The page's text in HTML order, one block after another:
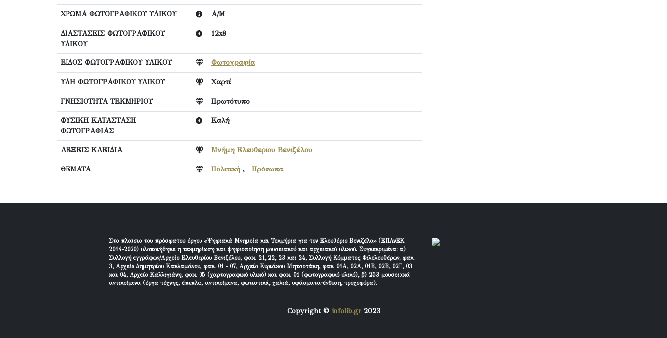
ΧΡΩΜΑ ΦΩΤΟΓΡΑΦΙΚΟΥ ΥΛΙΚΟΥ Α/Μ
ΔΙΑΣΤΑΣΕΙΣ ΦΩΤΟΓΡΑΦΙΚΟΥ
ΥΛΙΚΟΥ
12x8
ΕΙΔΟΣ ΦΩΤΟΓΡΑΦΙΚΟΥ ΥΛΙΚΟΥ Φωτογραφία
ΥΛΗ ΦΩΤΟΓΡΑΦΙΚΟΥ ΥΛΙΚΟΥ Χαρτί
ΓΝΗΣΙΟΤΗΤΑ ΤΕΚΜΗΡΙΟΥ Πρωτότυπο
ΦΥΣΙΚΗ ΚΑΤΑΣΤΑΣΗ
ΦΩΤΟΓΡΑΦΙΑΣ
Καλή
ΛΕΞΕΙΣ ΚΛΕΙΔΙΑ Μνήμη Ελευθερίου Βενιζέλου
ΘΕΜΑΤΑ Πολιτική , Πρόσωπα
Στο πλαίσιο του πρόσφατου έργου «Ψηφιακά Μνημεία και Τεκμήρια για τον Ελευθέριο Βενιζέλο» (ΕΠΑνΕΚ
2014-2020) υλοποιήθηκε η τεκμηρίωση και ψηφιοποίηση μουσειακού και αρχειακού υλικού. Συγκεκριμένα: α)
Συλλογή εγγράφων/Αρχείο Ελευθερίου Βενιζέλου, φακ. 21, 22, 23 και 24, Συλλογή Κόμματος Φιλελευθέρων, φακ.
3, Αρχείο Δημητρίου Κακλαμάνου, φακ. 01 - 07, Αρχείο Κυριάκου Μητσοτάκη, φακ. 01Α, 02Α, 01Β, 02Β, 02Γ, 03
και 04, Αρχείο Καλλιγιάνη, φακ. 05 (χαρτογραφικό υλικό) και φακ. 01 (φωτογραφικό υλικό), β) 253 μουσειακά
αντικείμενα (έργα τέχνης, έπιπλα, αντικείμενα, φωτιστικά, χαλιά, υφάσματα-ένδυση, τροχοφόρα).
Copyright © infolib.gr2023